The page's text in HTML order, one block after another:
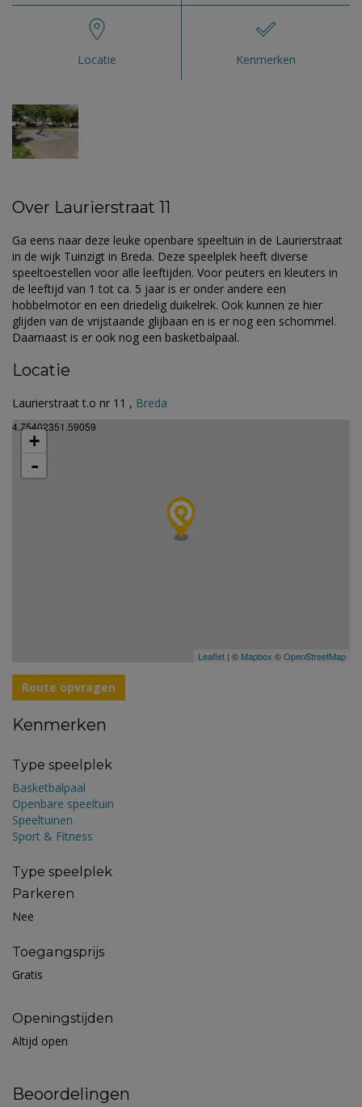
Locatie Kenmerken
Over Laurierstraat 11
Ga eens naar deze leuke openbare speeltuin in de Laurierstraat
in de wijk Tuinzigt in Breda. Deze speelplek heeft diverse
speeltoestellen voor alle leeftijden. Voor peuters en kleuters in
de leeftijd van 1 tot ca. 5 jaar is er onder andere een
hobbelmotor en een driedelig duikelrek. Ook kunnen ze hier
glijden van de vrijstaande glijbaan en is er nog een schommel.
Daarnaast is er ook nog een basketbalpaal.
Locatie
Laurierstraat t.o nr 11 , Breda
4.75402351.59059
+
-
Leaflet | © Mapbox ©OpenStreetMap
Route opvragen
Kenmerken
Type speelplek
Basketbalpaal
Openbare speeltuin
Speeltuinen
Sport & Fitness
Type speelplek
Parkeren
Nee
Toegangsprijs
Gratis
Openingstijden
Altijd open
Beoordelingen